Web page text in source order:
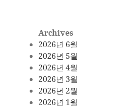
Archives
2026년 6월
2026년 5월
2026년 4월
2026년 3월
2026년 2월
2026년 1월